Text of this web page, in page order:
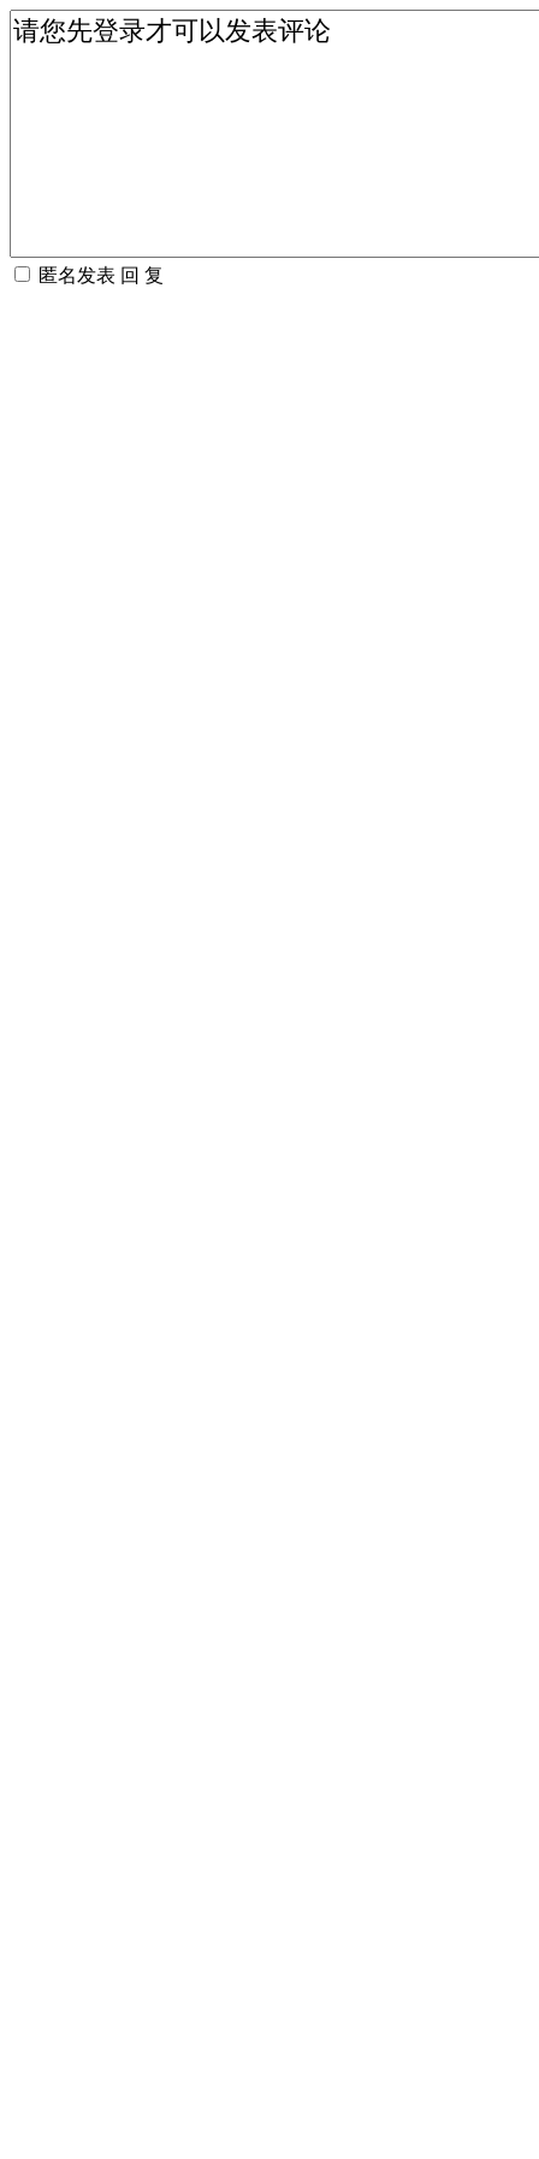
匿名发表 回 复